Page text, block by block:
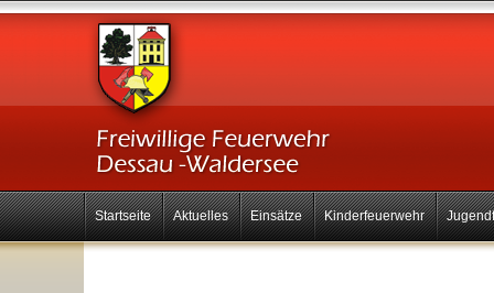
Startseite Aktuelles Einsätze Kinderfeuerwehr